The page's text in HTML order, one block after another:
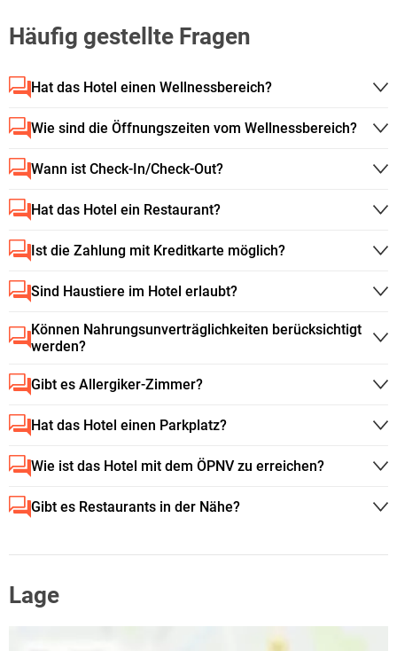
Häufig gestellte Fragen
Hat das Hotel einen Wellnessbereich?
Wie sind die Öffnungszeiten vom Wellnessbereich?
Wann ist Check-In/Check-Out?
Hat das Hotel ein Restaurant?
Ist die Zahlung mit Kreditkarte möglich?
Sind Haustiere im Hotel erlaubt?
Können Nahrungsunverträglichkeiten berücksichtigt
werden?
Gibt es Allergiker-Zimmer?
Hat das Hotel einen Parkplatz?
Wie ist das Hotel mit dem ÖPNV zu erreichen?
Gibt es Restaurants in der Nähe?
Lage